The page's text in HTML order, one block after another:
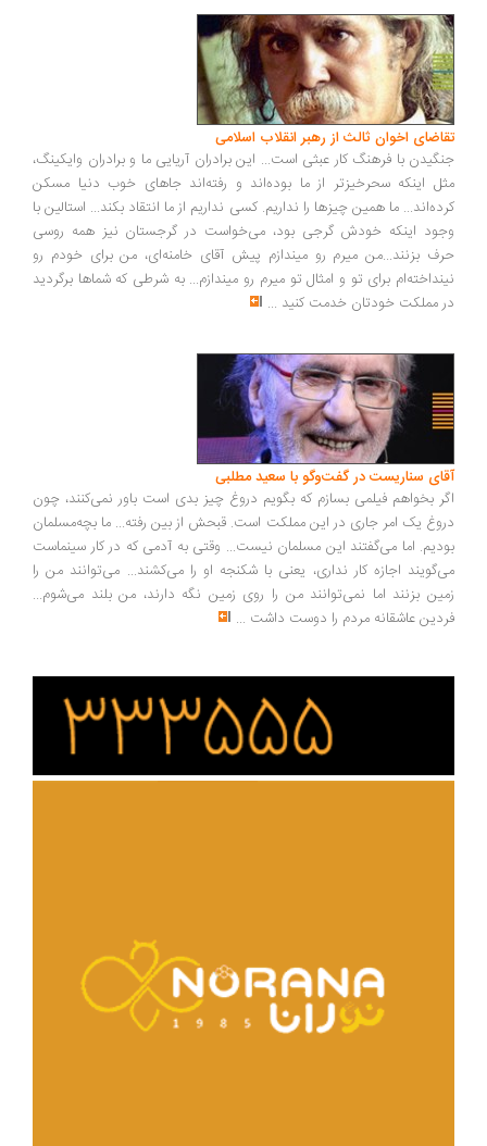
اخوان ثالث از رهبر انقلاب اسلامی
با فرهنگ کار عبثی است... این برادران آریایی ما و برادران وایکینگ،
اینکه سحرخیزتر از ما بوده‌اند و رفته‌اند جاهای خوب دنیا مسکن
ما همین چیزها را نداریم. کسی نداریم از ما انتقاد بکند... استالین با
اینکه خودش گرجی بود، می‌خواست در گرجستان نیز همه روسی
بزنند...من میرم رو میندازم پیش آقای خامنه‌ای، من برای خودم رو
برای تو و امثال تو میرم رو میندازم... به شرطی که شماها برگردید
مملکت خودتان خدمت کنید...
سناریست در گفت‌وگو با سعید مطلبی
بخواهم فیلمی بسازم که بگویم دروغ چیز بدی است باور نمی‌کنند، چون
یک امر جاری در این مملکت است. قبحش از بین رفته... ما بچه‌مسلمان
اما می‌گفتند این مسلمان نیست... وقتی به آدمی که در کار سینماست
اجازه کار نداری، یعنی با شکنجه او را می‌کشند... می‌توانند من را
بزنند اما نمی‌توانند من را روی زمین نگه دارند، من بلند می‌شوم...
عاشقانه مردم را دوست داشت ...